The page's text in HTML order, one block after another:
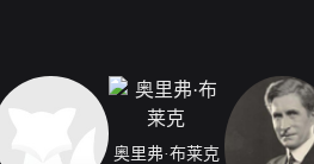
奥里弗·布莱克